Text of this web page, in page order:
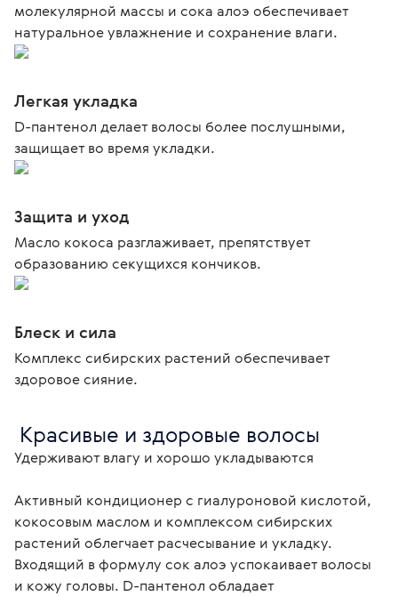
молекулярной массы и сока алоэ обеспечивает
натуральное увлажнение и сохранение влаги.
Легкая укладка
D-пантенол делает волосы более послушными,
защищает во время укладки.
Защита и уход
Масло кокоса разглаживает, препятствует
образованию секущихся кончиков.
Блеск и сила
Комплекс сибирских растений обеспечивает
здоровое сияние.
Красивые и здоровые волосы
Удерживают влагу и хорошо укладываются
Активный кондиционер с гиалуроновой кислотой,
кокосовым маслом и комплексом сибирских
растений облегчает расчесывание и укладку.
Входящий в формулу сок алоэ успокаивает волосы
и кожу головы. D-пантенол обладает